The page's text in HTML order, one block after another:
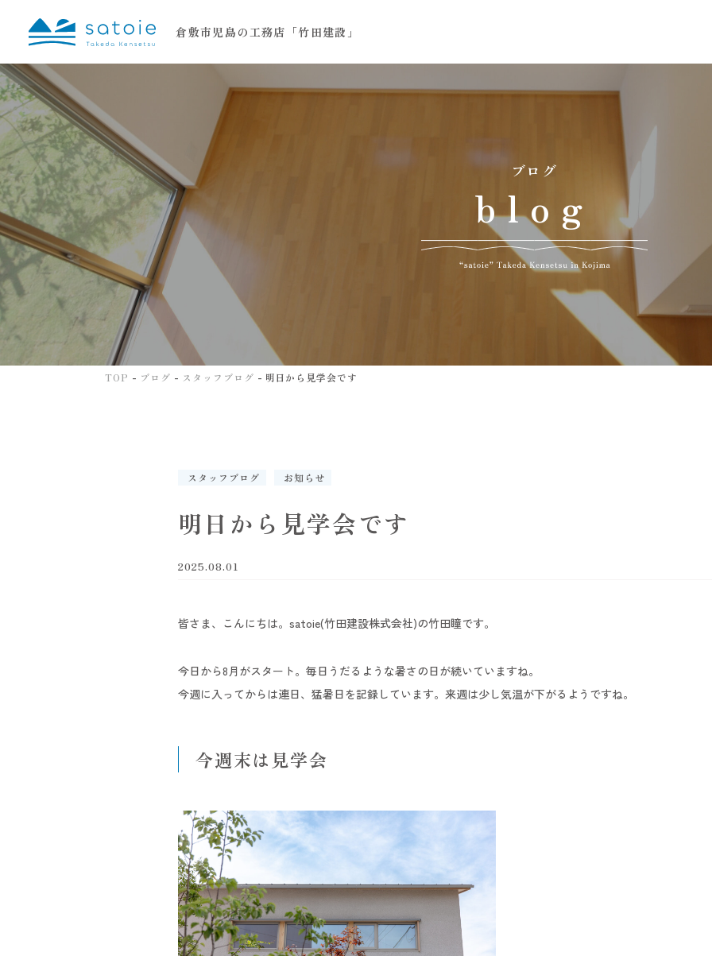
倉敷市児島の工務店「竹田建設」
ブログ
blog
TOP - ブログ - スタッフブログ - 明日から見学会です
スタッフブログ お知らせ
明日から見学会です
2025.08.01
皆さま、こんにちは。satoie(竹田建設株式会社)の竹田瞳です。
今日から8月がスタート。毎日うだるような暑さの日が続いていますね。
今週に入ってからは連日、猛暑日を記録しています。来週は少し気温が下がるようですね。
今週末は見学会